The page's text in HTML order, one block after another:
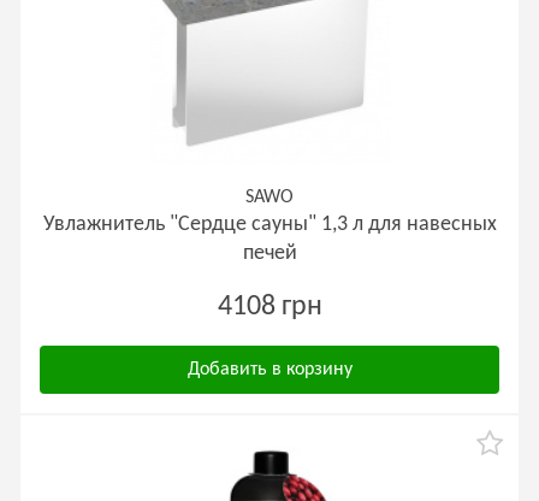
SAWO
Увлажнитель "Сердце сауны" 1,3 л для навесных
печей
4108 грн
Добавить в корзину